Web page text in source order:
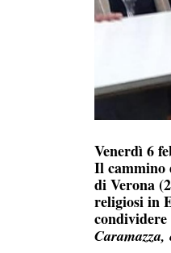
Venerdì 6
Il cammino
di Verona
religiosi in